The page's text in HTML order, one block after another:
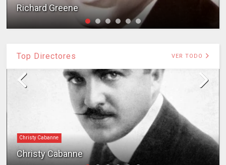
Richard Greene
Top Directores VER TODO
Christy Cabanne
Christy Cabanne